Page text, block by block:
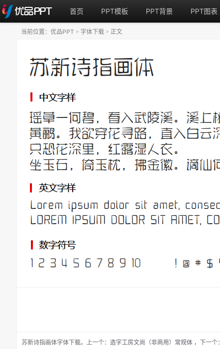
首页 PPT模板 PPT背景 PPT图表
苏新诗指画体字体下载。 上一个： 造字工房文尚（非商用）常规体 ， 下一个
当前位置： 优品PPT > 字体下载 > 正文